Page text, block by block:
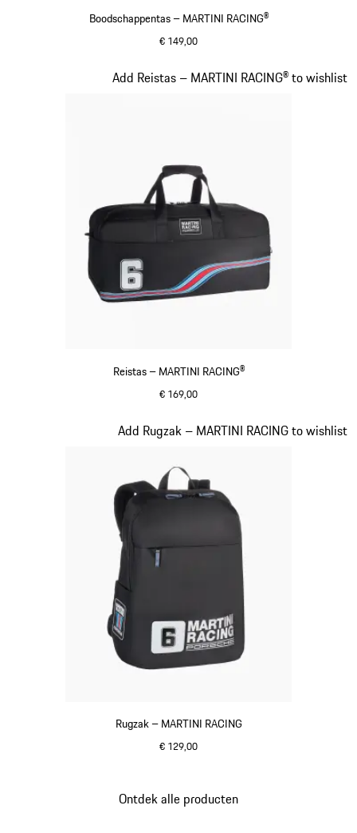
Boodschappentas – MARTINI RACING®
€ 149,00
Reistas – MARTINI RACING®
€ 169,00
Add Reistas – MARTINI RACING® to wishlist
Rugzak – MARTINI RACING
€ 129,00
Add Rugzak – MARTINI RACING to wishlist
Ontdek alle producten